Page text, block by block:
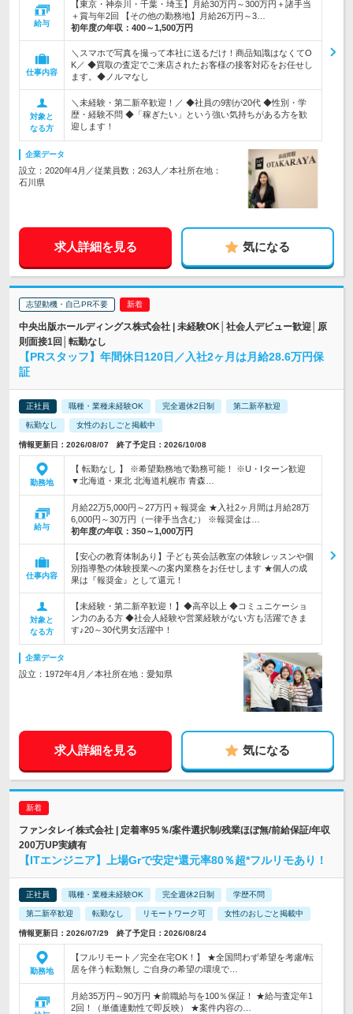
給与
【東京・神奈川・千葉・埼玉】月給30万円～300万円＋諸手当
＋賞与年2回 【その他の勤務地】月給26万円～3…
初年度の年収： 400～1,500万円
仕事内容
＼スマホで写真を撮って本社に送るだけ！商品知識はなくてO
K／ ◆買取の査定でご来店されたお客様の接客対応をお任せし
ます。◆ノルマなし
対象と
なる方
＼未経験・第二新卒歓迎！／ ◆社員の9割が20代 ◆性別・学
歴・経験不問 ◆「稼ぎたい」という強い気持ちがある方を歓
迎します！
企業データ
設立：2020年4月／従業員数：263人／本社所在地：
石川県
求人詳細を見る 気になる
志望動機・自己PR不要
中央出版ホールディングス株式会社 | 未経験OK│社会人デビュー歓迎│原
則面接1回│転勤なし
【PRスタッフ】年間休日120日／入社2ヶ月は月給28.6万円保
証
正社員 職種・業種未経験OK 完全週休2日制 第二新卒歓迎
転勤なし 女性のおしごと掲載中
情報更新日：2026/08/07 終了予定日：2026/10/08
勤務地
【 転勤なし 】 ※希望勤務地で勤務可能！ ※U・Iターン歓迎
▼北海道・東北 北海道札幌市 青森…
給与
月給22万5,000円～27万円＋報奨金 ★入社2ヶ月間は月給28万
6,000円～30万円（一律手当含む） ※報奨金は…
初年度の年収： 350～1,000万円
仕事内容
【安心の教育体制あり】子ども英会話教室の体験レッスンや個
別指導塾の体験授業への案内業務をお任せします ★個人の成
果は『報奨金』として還元！
対象と
なる方
【未経験・第二新卒歓迎！】◆高卒以上 ◆コミュニケーショ
ン力のある方 ◆社会人経験や営業経験がない方も活躍できま
す♪20～30代男女活躍中！
企業データ
設立：1972年4月／本社所在地：愛知県
求人詳細を見る 気になる
ファンタレイ株式会社 | 定着率95％/案件選択制/残業ほぼ無/前給保証/年収
200万UP実績有
【ITエンジニア】上場Grで安定*還元率80％超*フルリモあり！
正社員 職種・業種未経験OK 完全週休2日制 学歴不問
第二新卒歓迎 転勤なし リモートワーク可 女性のおしごと掲載中
情報更新日：2026/07/29 終了予定日：2026/08/24
勤務地
【フルリモート／完全在宅OK！】 ★全国問わず希望を考慮/転
居を伴う転勤無し ご自身の希望の環境で…
月給35万円～90万円 ★前職給与を100％保証！ ★給与査定年1
2回！（単価連動性で即反映） ★案件内容の…